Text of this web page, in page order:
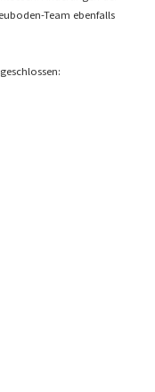
Team ebenfalls